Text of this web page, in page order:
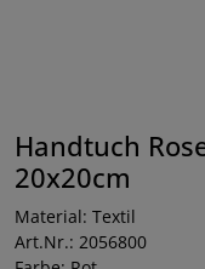
Handtuch
20x20cm
Material: Textil
Art.Nr.: 2056800